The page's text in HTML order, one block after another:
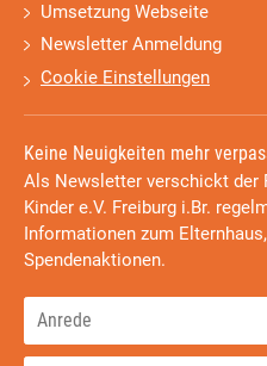
Umsetzung Webseite
Newsletter Anmeldung
Cookie Einstellungen
Keine Neuigkeiten mehr
Als Newsletter verschickt der
Kinder e.V. Freiburg i.Br.
Informationen zum
Spendenaktionen.